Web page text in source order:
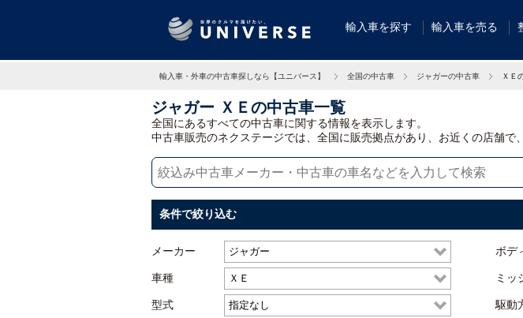
輸入車を探す 輸入車を売る
輸入車・外車の中古車探しなら【ユニバース】 全国の中古車 ジャガーの中古車 ＸＥ
ジャガー ＸＥの中古車一覧
全国にあるすべての中古車に関する情報を表示します。
中古車販売のネクステージでは、全国に販売拠点があり、お近くの店舗で
条件で絞り込む
メーカー
車種
型式
ボデ
ミッ
駆動